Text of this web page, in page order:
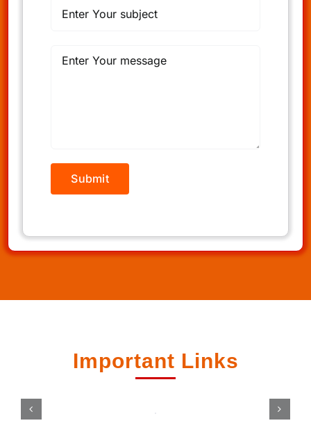
Important Links